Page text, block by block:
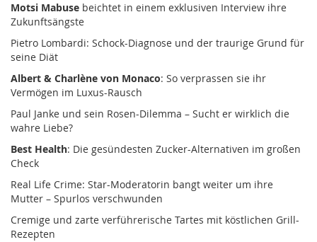
Motsi Mabuse beichtet in einem exklusiven Interview ihre
Zukunftsängste
Pietro Lombardi: Schock-Diagnose und der traurige Grund für
seine Diät
Albert & Charlène von Monaco: So verprassen sie ihr
Vermögen im Luxus-Rausch
Paul Janke und sein Rosen-Dilemma – Sucht er wirklich die
wahre Liebe?
Best Health: Die gesündesten Zucker-Alternativen im großen
Check
Real Life Crime: Star-Moderatorin bangt weiter um ihre
Mutter – Spurlos verschwunden
Cremige und zarte verführerische Tartes mit köstlichen Grill-
Rezepten